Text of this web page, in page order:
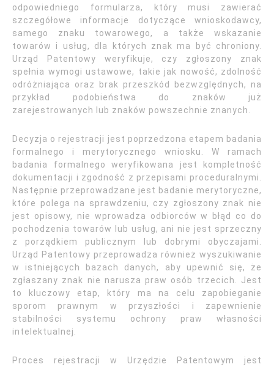
odpowiedniego formularza, który musi zawierać
szczegółowe informacje dotyczące wnioskodawcy,
samego znaku towarowego, a także wskazanie
towarów i usług, dla których znak ma być chroniony.
Urząd Patentowy weryfikuje, czy zgłoszony znak
spełnia wymogi ustawowe, takie jak nowość, zdolność
odróżniająca oraz brak przeszkód bezwzględnych, na
przykład podobieństwa do znaków już
zarejestrowanych lub znaków powszechnie znanych.
Decyzja o rejestracji jest poprzedzona etapem badania
formalnego i merytorycznego wniosku. W ramach
badania formalnego weryfikowana jest kompletność
dokumentacji i zgodność z przepisami proceduralnymi.
Następnie przeprowadzane jest badanie merytoryczne,
które polega na sprawdzeniu, czy zgłoszony znak nie
jest opisowy, nie wprowadza odbiorców w błąd co do
pochodzenia towarów lub usług, ani nie jest sprzeczny
z porządkiem publicznym lub dobrymi obyczajami.
Urząd Patentowy przeprowadza również wyszukiwanie
w istniejących bazach danych, aby upewnić się, że
zgłaszany znak nie narusza praw osób trzecich. Jest
to kluczowy etap, który ma na celu zapobieganie
sporom prawnym w przyszłości i zapewnienie
stabilności systemu ochrony praw własności
intelektualnej.
Proces rejestracji w Urzędzie Patentowym jest